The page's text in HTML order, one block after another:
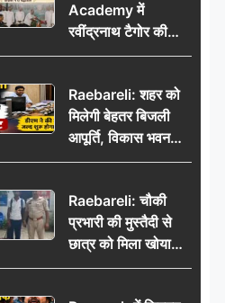
Academy में
रवींद्रनाथ टैगोर की
85वीं पुण्यतिथि मनाई
श्रद्धांजलि
Raebareli: शहर को
मिलेगी बेहतर बिजली
आपूर्ति, विकास भवन
परिसर में करोड़ों से
Raebareli: चौकी
प्रभारी की मुस्तैदी से
छात्र को मिला खोया
बैग, जरूरी दस्तावेज